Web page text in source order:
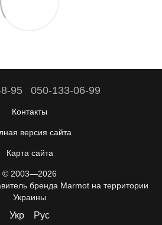
95 050-133-06-99
Контакты
версия сайта
Карта сайта
© 2003—2026
бренда Marmot на территории
Украины
Укр Рус